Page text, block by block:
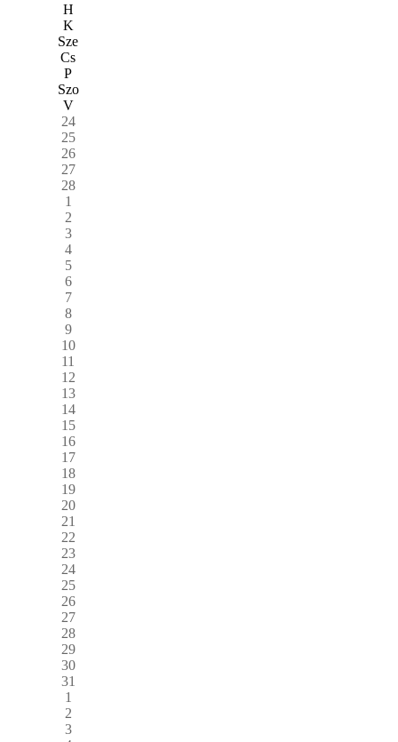
H
K
Sze
Cs
P
Szo
V
24
25
26
27
28
1
2
3
4
5
6
7
8
9
10
11
12
13
14
15
16
17
18
19
20
21
22
23
24
25
26
27
28
29
30
31
1
2
3